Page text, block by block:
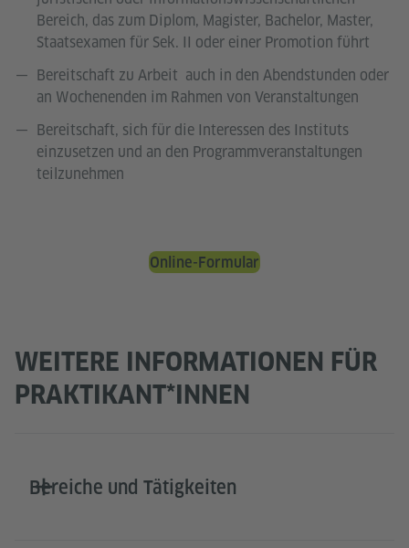
Bereich, das zum Diplom, Magister, Bachelor, Master,
Staatsexamen für Sek. II oder einer Promotion führt
Bereitschaft zu Arbeit auch in den Abendstunden oder
an Wochenenden im Rahmen von Veranstaltungen
Bereitschaft, sich für die Interessen des Instituts
einzusetzen und an den Programmveranstaltungen
teilzunehmen
Online-Formular
WEITERE INFORMATIONEN FÜR
PRAKTIKANT*INNEN
Bereiche und Tätigkeiten